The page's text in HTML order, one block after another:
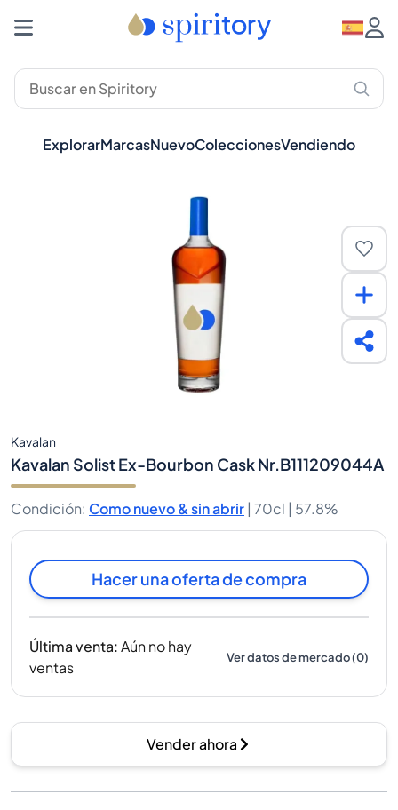
ExplorarMarcasNuevoColeccionesVendiendo
Kavalan
Kavalan Solist Ex-Bourbon Cask Nr.B111209044A
Condición: Como nuevo & sin abrir | 70cl | 57.8%
Hacer una oferta de compra
Última venta:Aún no hay
ventas
Ver datos de mercado(0)
Vender ahora